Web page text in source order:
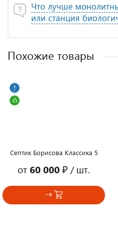
Что лучше
или станция
Похожие товары
Септик Борисова Классика 5
от 60 000 ₽ / шт.